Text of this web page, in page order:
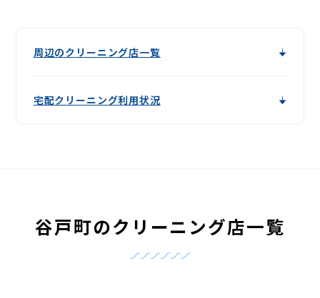
周辺のクリーニング店一覧
宅配クリーニング利用状況
谷戸町のクリーニング店一覧